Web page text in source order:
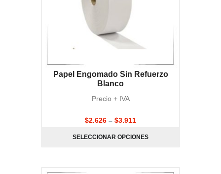
Papel Engomado Sin Refuerzo
Blanco
Precio + IVA
$2.626 – $3.911
SELECCIONAR OPCIONES